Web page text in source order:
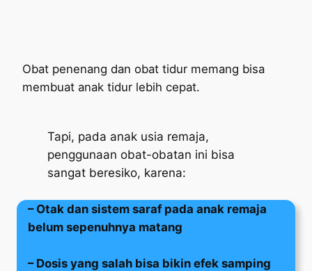
Obat penenang dan obat tidur memang bisa
membuat anak tidur lebih cepat.
Tapi, pada anak usia remaja,
penggunaan obat-obatan ini bisa
sangat beresiko, karena:
– Otak dan sistem saraf pada anak remaja
belum sepenuhnya matang
– Dosis yang salah bisa bikin efek samping